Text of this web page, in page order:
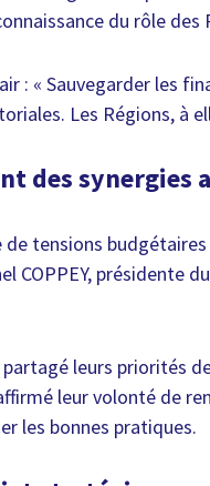
du rôle des
: « Sauvegarder les
Les Régions, à
des synergies
de tensions
COPPEY, présidente
partagé leurs priorités
leur volonté de
les bonnes pratiques.